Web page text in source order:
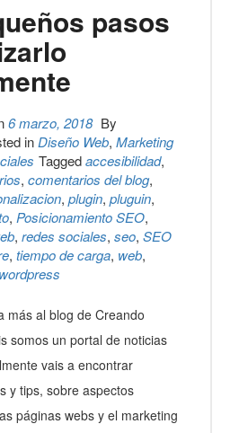
pasos
6 marzo, 2018 By
in Diseño Web, Marketing
Taggedaccesibilidad,
, comentarios del blog,
, plugin, pluguin,
, Posicionamiento SEO,
, redes sociales, seo, SEO
, tiempo de carga, web,
wordpress
más al blog de Creando
somos un portal de noticias
vais a encontrar
y tips, sobre aspectos
páginas webs y el marketing